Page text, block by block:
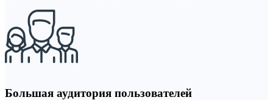
Большая аудитория пользователей